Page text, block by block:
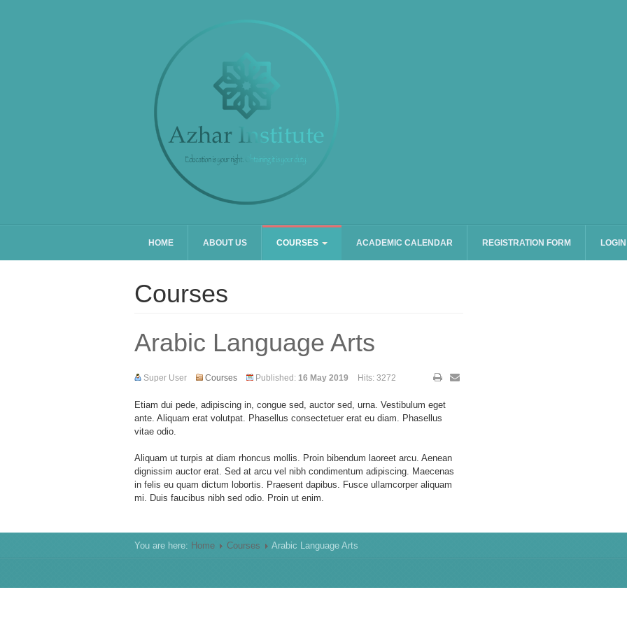
HOME ABOUT US COURSES ACADEMIC CALENDAR REGISTRATION FORM LOGIN
Courses
Arabic Language Arts
Super User Courses Published: 16 May 2019 Hits: 3272
Etiam dui pede, adipiscing in, congue sed, auctor sed, urna. Vestibulum eget
ante. Aliquam erat volutpat. Phasellus consectetuer erat eu diam. Phasellus
vitae odio.
Aliquam ut turpis at diam rhoncus mollis. Proin bibendum laoreet arcu. Aenean
dignissim auctor erat. Sed at arcu vel nibh condimentum adipiscing. Maecenas
in felis eu quam dictum lobortis. Praesent dapibus. Fusce ullamcorper aliquam
mi. Duis faucibus nibh sed odio. Proin ut enim.
You are here: Home Courses Arabic Language Arts